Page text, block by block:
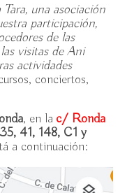
una asociación
participación,
de las
las visitas de Ani
actividades
conciertos,
, en la c/ Ronda
41, 148, C1 y
a continuación: